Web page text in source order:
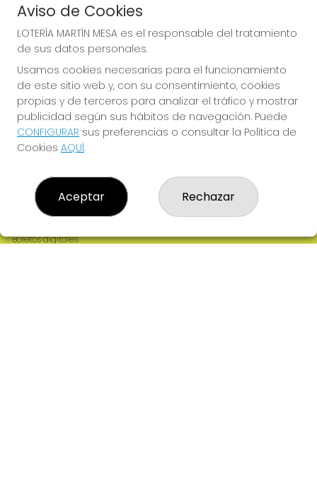
Imagen anterior
LOTERÍA MARTÍN MESA
Resultados
Contacto
Empresas
Boletos digitales
Aviso de Cookies
LOTERÍA MARTÍN MESA es el responsable del tratamiento
de sus datos personales.
Usamos cookies necesarias para el funcionamiento
de este sitio web y, con su consentimiento, cookies
propias y de terceros para analizar el tráfico y mostrar
publicidad según sus hábitos de navegación. Puede
CONFIGURAR sus preferencias o consultar la Política de
Cookies AQUÍ.
Aceptar Rechazar